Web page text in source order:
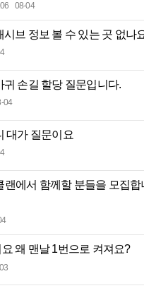
08-04
시브 정보 볼 수 있는 곳 없나
귀 손길 할당 질문입니다.
04
대가 질문이요
랜에서 함께할 분들을 모집합
왜 맨날 1번으로 켜져요?